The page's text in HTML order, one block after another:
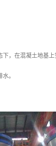
，在混凝土地基
。